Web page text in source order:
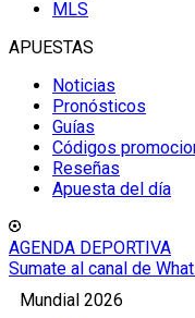
MLS
APUESTAS
Noticias
Pronósticos
Guías
Códigos
Reseñas
Apuesta del día
AGENDA DEPORTIVA
Sumate al canal de
Mundial 2026